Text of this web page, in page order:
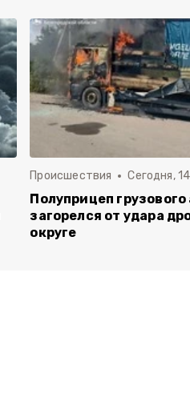
Происшествия Сегодня,
Полуприцеп
загорелся от удара
округе